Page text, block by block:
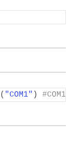
( "COM1" ) #COM1を